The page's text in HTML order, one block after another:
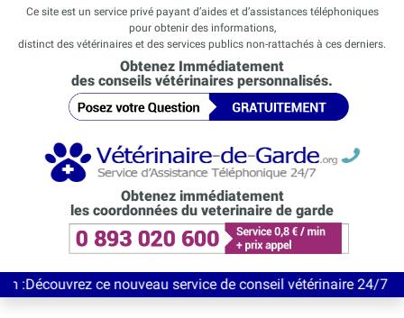
Ce site est un service privé payant d’aides et d’assistances téléphoniques
pour obtenir des informations,
distinct des vétérinaires et des services publics non-rattachés à ces derniers.
Obtenez Immédiatement
des conseils vétérinaires personnalisés.
Obtenez immédiatement
les coordonnées du veterinaire de garde
ce nouveau service de conseil vétérinaire 24/7